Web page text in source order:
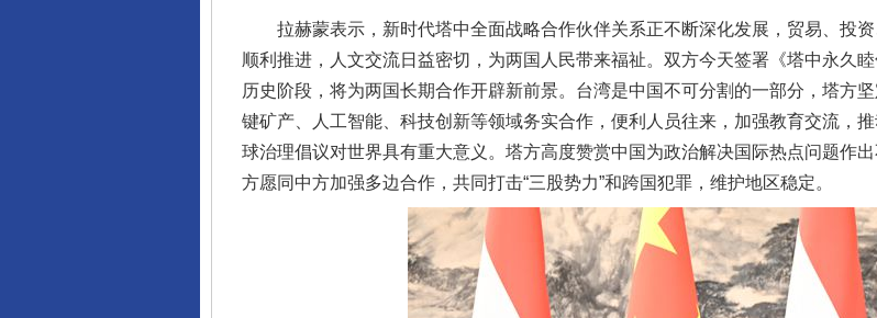
拉赫蒙表示，新时代塔中全面战略合作伙伴关系正不断深化发展，贸易、投资
顺利推进，人文交流日益密切，为两国人民带来福祉。双方今天签署《塔中永久
历史阶段，将为两国长期合作开辟新前景。台湾是中国不可分割的一部分，塔方
键矿产、人工智能、科技创新等领域务实合作，便利人员往来，加强教育交流，
球治理倡议对世界具有重大意义。塔方高度赞赏中国为政治解决国际热点问题作
方愿同中方加强多边合作，共同打击“三股势力”和跨国犯罪，维护地区稳定。